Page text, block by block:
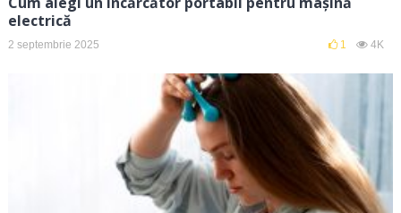
electrică
2 septembrie 2025 1 4K